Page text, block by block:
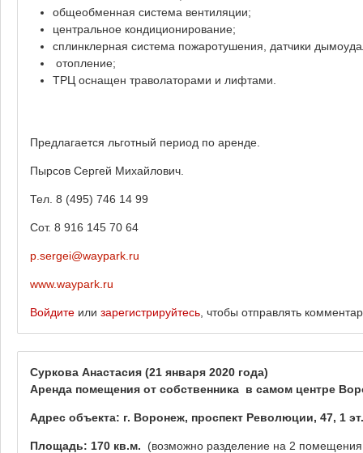
общеобменная система вентиляции;
центральное кондиционирование;
сплинклерная система пожаротушения, датчики
отопление;
ТРЦ оснащен траволаторами и лифтами.
Предлагается льготный период по аренде.
Пырсов Сергей Михайлович.
Тел. 8 (495) 746 14 99
Сот. 8 916 145 70 64
p.sergei@waypark.ru
www.waypark.ru
Войдите или зарегистрируйтесь , чтобы отправлять
Суркова Анастасия (21 января 2020 года)
Аренда помещения от собственника в самом центре
Адрес объекта: г. Воронеж, проспект Революции, 47, 1
Площадь: 170 кв.м. (возможно разделение на 2